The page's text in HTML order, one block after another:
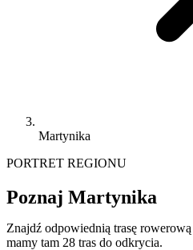
Martynika
PORTRET REGIONU
Poznaj Martynika
Znajdź odpowiednią trasę
mamy tam 28 tras do odkrycia.